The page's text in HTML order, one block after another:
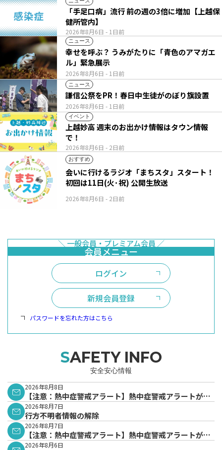
2026年8月6日 - 1日前
「手足口病」流行 前の週の3倍に増加【上越保
健所管内】
ニュース
2026年8月6日 - 1日前
幸せを呼ぶ？ うみがたりに「青色のアマガエ
ル」緊急展示
ニュース
2026年8月6日 - 1日前
謙信公祭をPR！春日中生徒がのぼり旗設置
イベント
2026年8月6日 - 2日前
上越妙高 週末のお出かけ情報はタウン情報
で！
おすすめ
2026年8月6日 - 2日前
会いに行けるラジオ「まちスタ」スタート！
初回は11日(火･祝) 公開生放送
ログイン
新規会員登録
パスワードを忘れた方はこちら
SAFETY INFO
安全安心情報
2026年8月8日
【注意：熱中症警戒アラート】熱中症警戒アラートが発
表されています。
2026年8月7日
行方不明者情報の解除
2026年8月7日
【注意：熱中症警戒アラート】熱中症警戒アラートが発
表されています。
2026年8月6日